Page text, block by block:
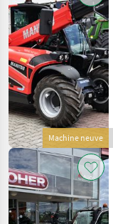
Machine neuve